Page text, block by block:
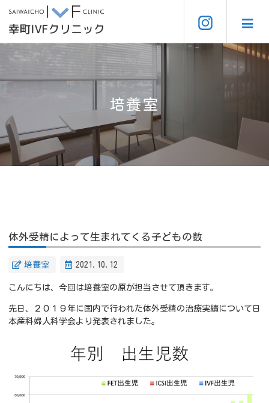
培養室
体外受精によって生まれてくる子どもの数
培養室 2021.10.12
こんにちは、今回は培養室の原が担当させて頂きます。
先日、２０１９年に国内で行われた体外受精の治療実績について日
本産科婦人科学会より発表されました。